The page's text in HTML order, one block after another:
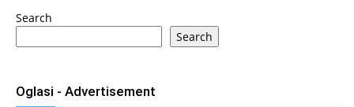
Search
Search
Oglasi - Advertisement